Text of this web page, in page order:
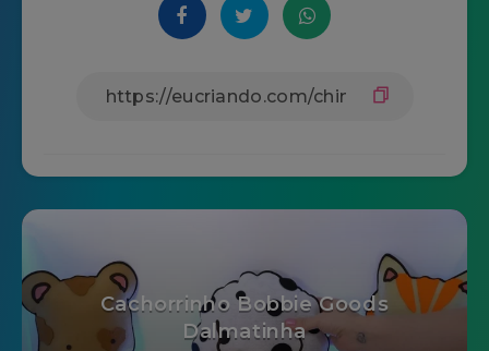
Cachorrinho Bobbie Goods
Dalmatinha